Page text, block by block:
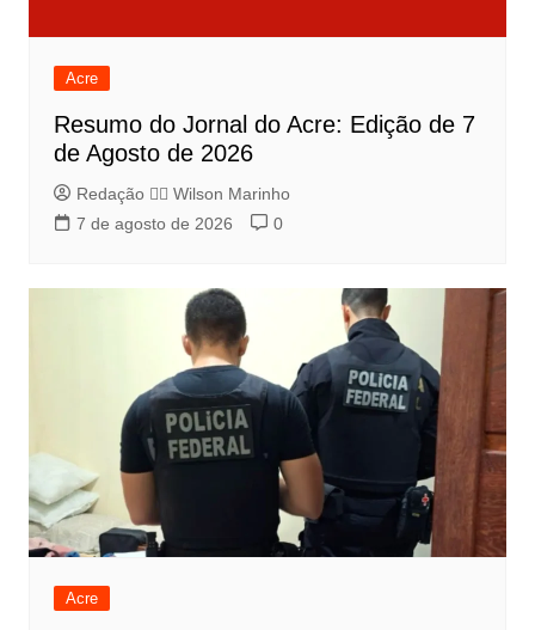
Acre
Resumo do Jornal do Acre: Edição de 7
de Agosto de 2026
Redação 👨‍⚖️​ Wilson Marinho
7 de agosto de 2026
0
Acre